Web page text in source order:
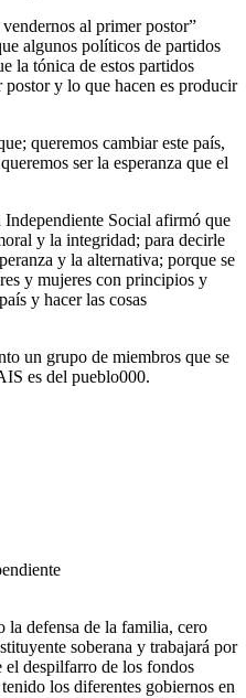
al primer postor”
algunos políticos de partidos
la tónica de estos partidos
postor y lo que hacen es producir
queremos cambiar este país,
ser la esperanza que el
Social afirmó que
y la integridad; para decirle
y la alternativa; porque se
y mujeres con principios y
y hacer las cosas
un grupo de miembros que se
es del pueblo000.
la defensa de la familia, cero
soberana y trabajará por
el despilfarro de los fondos
los diferentes gobiernos en